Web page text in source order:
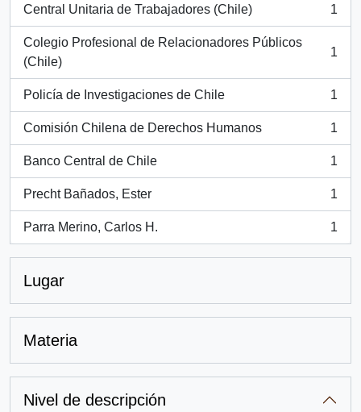
Central Unitaria de Trabajadores (Chile)
, 1 resultados
1
Colegio Profesional de Relacionadores Públicos
(Chile)
, 1 resultados
1
Policía de Investigaciones de Chile
, 1 resultados
1
Comisión Chilena de Derechos Humanos
, 1 resultados
1
Banco Central de Chile
, 1 resultados
1
Precht Bañados, Ester
, 1 resultados
1
Parra Merino, Carlos H.
, 1 resultados
1
Lugar
Materia
Nivel de descripción